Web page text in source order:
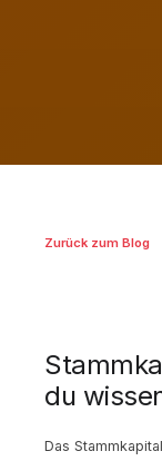
Zurück zum Blog
du
Das